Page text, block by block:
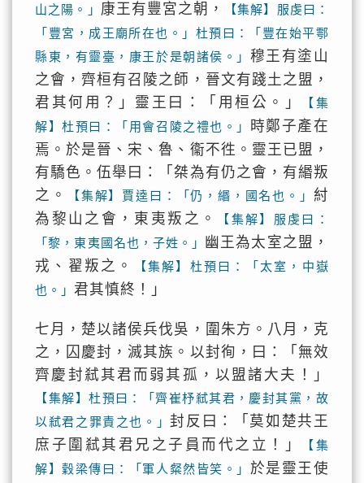
山之陽。」 康王有豐宮之朝，
【集解】服虔曰：
「豐宮，成王廟所在也。」杜預曰：「豐在始平鄠
縣東，有靈臺，康王於是朝諸侯。」 穆王有塗山
之會，齊桓有召陵之師，晉文有踐土之盟，
君其何用？」靈王曰：「用桓公。」
【集
解】杜預曰：「用會召陵之禮也。」 時鄭子產在
焉。於是晉、宋、魯、衞不徃。靈王已盟，
有驕色。伍舉曰：「桀為有仍之會，有緡叛
之。
【集解】賈逵曰：「仍，緡，國名也。」 紂
為黎山之會，東夷叛之。
【集解】服虔曰：
「黎，東夷國名也，子姓。」
幽王為太室之盟，
戎、翟叛之。
【集解】杜預曰：「太室，中嶽
也。」君其慎終！」
七月，楚以諸侯兵伐吳，圍朱方。八月，克
之，囚慶封，滅其族。以封徇，曰：「無效
齊慶封弒其君而弱其孤，以盟諸大夫！」
【集解】杜預曰：「齊崔杼弒其君，慶封其黨，故
以弒君之罪責之也。」封反曰：「莫如楚共王
庶子圍弒其君兄之子員而代之立！」
【集
解】穀梁傳曰：「軍人粲然皆笑。」 於是靈王使